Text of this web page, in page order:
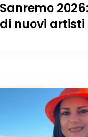
Sanremo
di nuovi